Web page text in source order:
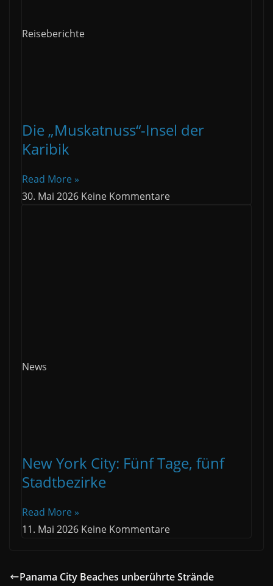
Reiseberichte
Die „Muskatnuss“-Insel der
Karibik
Read More »
30. Mai 2026 Keine Kommentare
News
New York City: Fünf Tage, fünf
Stadtbezirke
Read More »
11. Mai 2026 Keine Kommentare
Panama City Beaches unberührte Strände